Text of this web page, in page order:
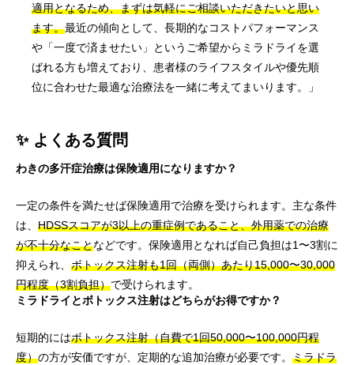
適用となるため、まずは気軽にご相談いただきたいと思い
ます。最近の傾向として、長期的なコストパフォーマンス
や「一度で済ませたい」というご希望からミラドライを選
ばれる方も増えており、患者様のライフスタイルや優先順
位に合わせた最適な治療法を一緒に考えてまいります。」
✨ よくある質問
わきの多汗症治療は保険適用になりますか？
一定の条件を満たせば保険適用で治療を受けられます。主な条件
は、 HDSSスコアが3以上の重症例であること、外用薬での治療
が不十分なことなどです。保険適用となれば自己負担は1〜3割に
抑えられ、 ボトックス注射も1回（両側）あたり15,000〜30,000
円程度（3割負担）で受けられます。
ミラドライとボトックス注射はどちらがお得ですか？
短期的にはボトックス注射（自費で1回50,000〜100,000円程
度）の方が安価ですが、定期的な追加治療が必要です。 ミラドラ